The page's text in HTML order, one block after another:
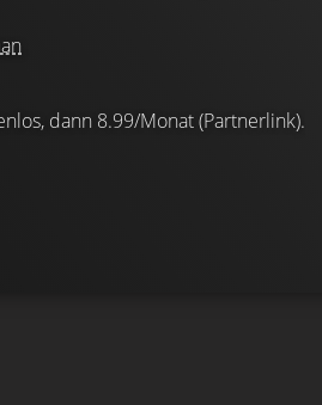
dann 8.99/Monat (Partnerlink).